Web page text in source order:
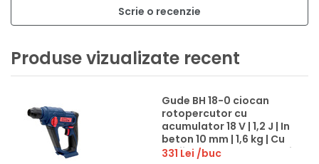
Scrie o recenzie
Produse vizualizate recent
Gude BH 18-0 ciocan
rotopercutor cu
acumulator 18 V | 1,2 J | In
beton 10 mm | 1,6 kg | Cu
perii | Fara acumulator si
331 Lei /buc